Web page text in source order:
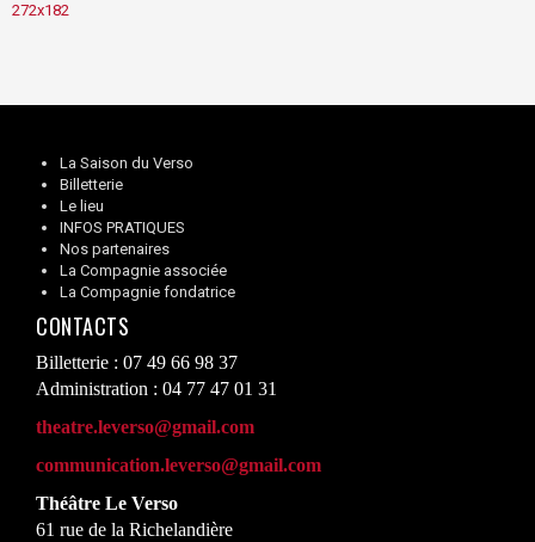
272x182
La Saison du Verso
Billetterie
Le lieu
INFOS PRATIQUES
Nos partenaires
La Compagnie associée
La Compagnie fondatrice
CONTACTS
Billetterie : 07 49 66 98 37
Administration : 04 77 47 01 31
theatre.leverso@gmail.com
communication.leverso@gmail.com
Théâtre Le Verso
61 rue de la Richelandière